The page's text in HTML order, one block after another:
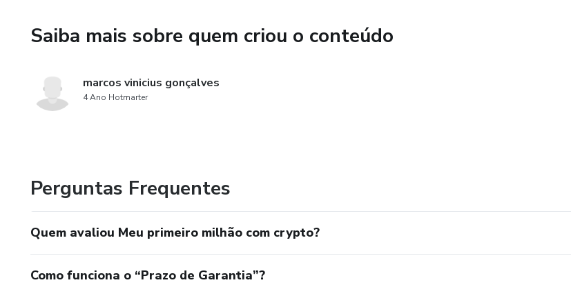
Saiba mais sobre quem criou o conteúdo
marcos vinicius gonçalves
4 Ano Hotmarter
Perguntas Frequentes
Quem avaliou Meu primeiro milhão com crypto?
Como funciona o “Prazo de Garantia”?